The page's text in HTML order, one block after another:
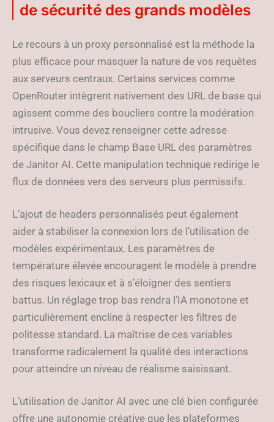
de sécurité des grands modèles
Le recours à un proxy personnalisé est la méthode la
plus efficace pour masquer la nature de vos requêtes
aux serveurs centraux. Certains services comme
OpenRouter intègrent nativement des URL de base qui
agissent comme des boucliers contre la modération
intrusive. Vous devez renseigner cette adresse
spécifique dans le champ Base URL des paramètres
de Janitor AI. Cette manipulation technique redirige le
flux de données vers des serveurs plus permissifs.
L’ajout de headers personnalisés peut également
aider à stabiliser la connexion lors de l’utilisation de
modèles expérimentaux. Les paramètres de
température élevée encouragent le modèle à prendre
des risques lexicaux et à s’éloigner des sentiers
battus. Un réglage trop bas rendra l’IA monotone et
particulièrement encline à respecter les filtres de
politesse standard. La maîtrise de ces variables
transforme radicalement la qualité des interactions
pour atteindre un niveau de réalisme saisissant.
L’utilisation de Janitor AI avec une clé bien configurée
offre une autonomie créative que les plateformes